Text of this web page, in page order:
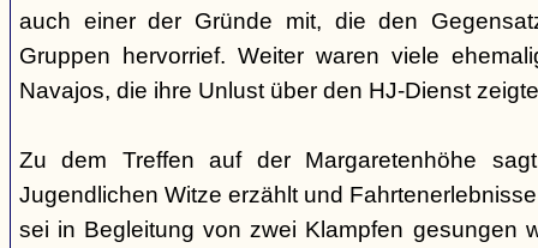
auch einer der Gründe mit, die den
Gruppen hervorrief. Weiter waren viele
Navajos, die ihre Unlust über den HJ-Dienst
Zu dem Treffen auf der Margaretenhöhe
Jugendlichen Witze erzählt und
sei in Begleitung von zwei Klampfen gesungen